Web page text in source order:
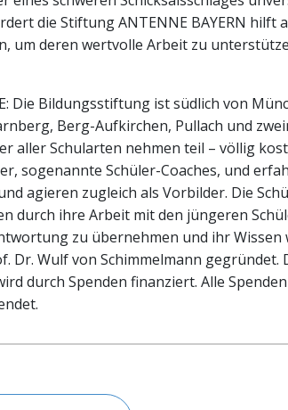
die Stiftung ANTENNE BAYERN hilft
um deren wertvolle Arbeit zu
Die Bildungsstiftung ist südlich von
Berg-Aufkirchen, Pullach und
aller Schularten nehmen teil – völlig
sogenannte Schüler-Coaches, und
agieren zugleich als Vorbilder. Die
durch ihre Arbeit mit den jüngeren
zu übernehmen und ihr Wissen
Dr. Wulf von Schimmelmann gegründet.
durch Spenden finanziert. Alle